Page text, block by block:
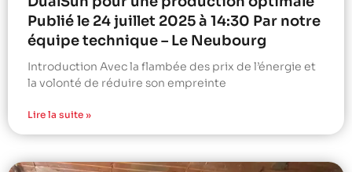
Publié le 24 juillet 2025 à 14:30 Par notre
équipe technique – Le Neubourg
Introduction Avec la flambée des prix de l’énergie et
la volonté de réduire son empreinte
Lire la suite »